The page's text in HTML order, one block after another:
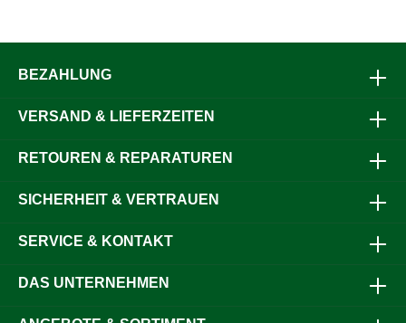
BEZAHLUNG
VERSAND & LIEFERZEITEN
RETOUREN & REPARATUREN
SICHERHEIT & VERTRAUEN
SERVICE & KONTAKT
DAS UNTERNEHMEN